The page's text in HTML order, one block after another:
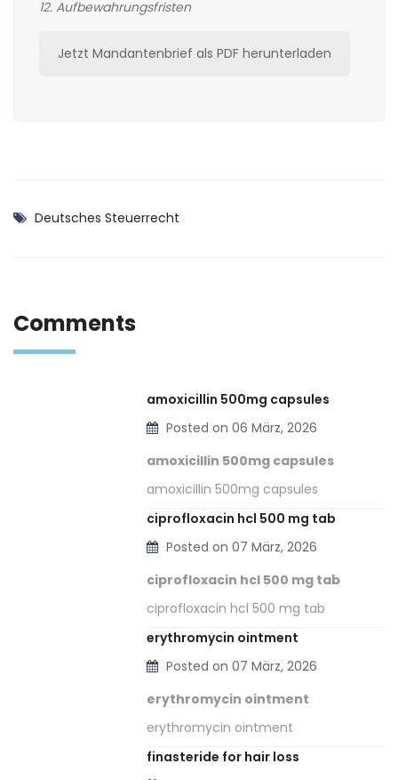
12. Aufbewahrungsfristen
Jetzt Mandantenbrief als PDF herunterladen
Deutsches Steuerrecht
Comments
amoxicillin 500mg capsules
Posted on 06 März, 2026
amoxicillin 500mg capsules
amoxicillin 500mg capsules
ciprofloxacin hcl 500 mg tab
Posted on 07 März, 2026
ciprofloxacin hcl 500 mg tab
ciprofloxacin hcl 500 mg tab
erythromycin ointment
Posted on 07 März, 2026
erythromycin ointment
erythromycin ointment
finasteride for hair loss